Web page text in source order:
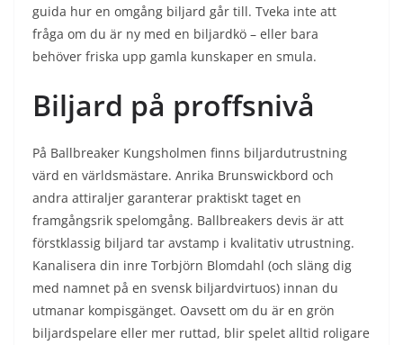
guida hur en omgång biljard går till. Tveka inte att
fråga om du är ny med en biljardkö – eller bara
behöver friska upp gamla kunskaper en smula.
Biljard på proffsnivå
På Ballbreaker Kungsholmen finns biljardutrustning
värd en världsmästare. Anrika Brunswickbord och
andra attiraljer garanterar praktiskt taget en
framgångsrik spelomgång. Ballbreakers devis är att
förstklassig biljard tar avstamp i kvalitativ utrustning.
Kanalisera din inre Torbjörn Blomdahl (och släng dig
med namnet på en svensk biljardvirtuos) innan du
utmanar kompisgänget. Oavsett om du är en grön
biljardspelare eller mer ruttad, blir spelet alltid roligare